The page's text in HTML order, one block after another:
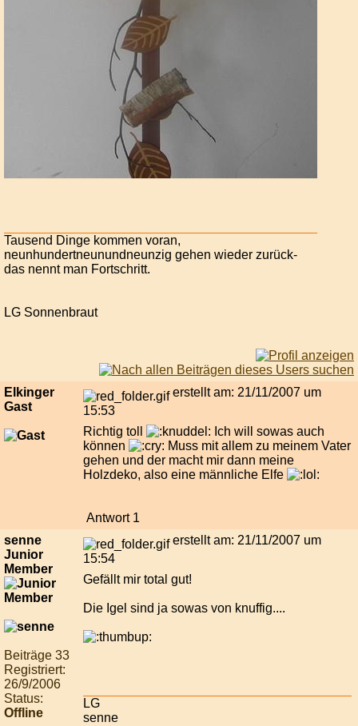
Tausend Dinge kommen voran,
neunhundertneunundneunzig gehen wieder zurück-
das nennt man Fortschritt.
LG Sonnenbraut
Elkinger
Gast
erstellt am: 21/11/2007 um
15:53
Richtig toll
Ich will sowas auch
können
Muss mit allem zu meinem Vater
gehen und der macht mir dann meine
Holzdeko, also eine männliche Elfe
Antwort 1
senne
Junior
Member
Beiträge 33
Registriert:
26/9/2006
Status:
Offline
erstellt am: 21/11/2007 um
15:54
Gefällt mir total gut!
Die Igel sind ja sowas von knuffig....
LG
senne